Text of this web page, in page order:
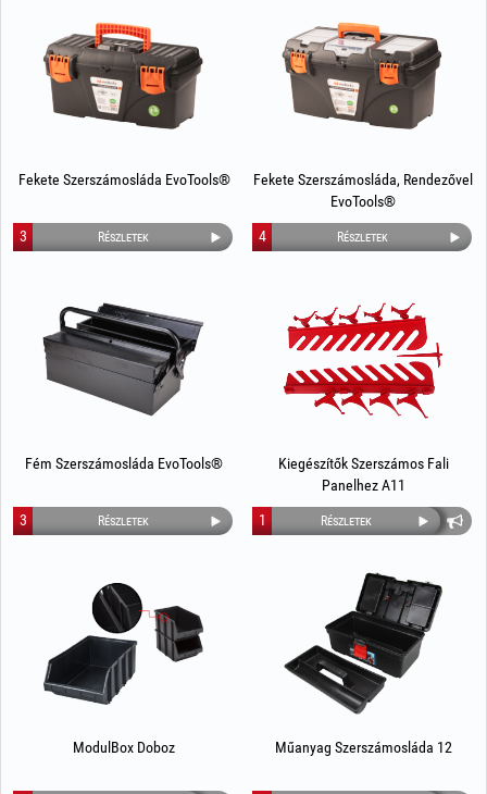
Fekete Szerszámosláda EvoTools®
Részletek
3
Fekete Szerszámosláda, Rendezővel
EvoTools®
Részletek
4
Fém Szerszámosláda EvoTools®
Részletek
3
Kiegészítők Szerszámos Fali
Panelhez A11
Részletek
1
ModulBox Doboz Műanyag Szerszámosláda 12